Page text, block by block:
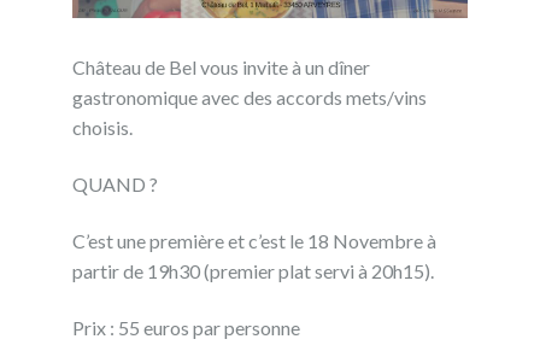
Château de Bel vous invite à un dîner
gastronomique avec des accords mets/vins
choisis.
QUAND ?
C’est une première et c’est le 18 Novembre à
partir de 19h30 (premier plat servi à 20h15).
Prix : 55 euros par personne